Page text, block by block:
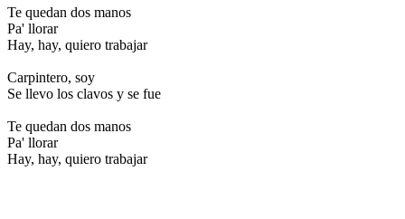
Te quedan dos manos
Pa' llorar
Hay, hay, quiero trabajar
Carpintero, soy
Se llevo los clavos y se fue
Te quedan dos manos
Pa' llorar
Hay, hay, quiero trabajar